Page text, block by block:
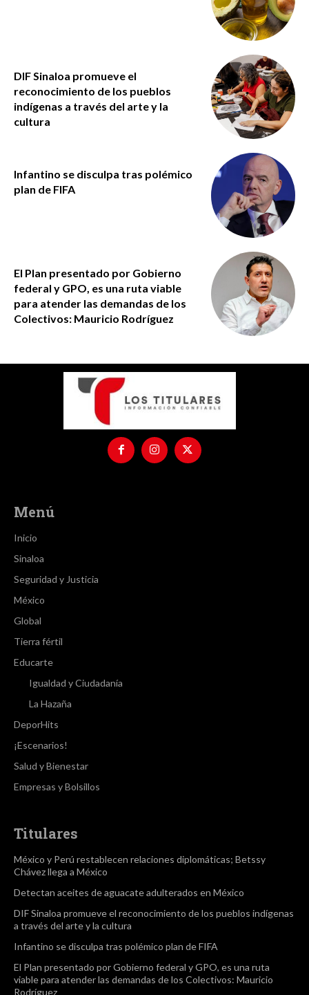
DIF Sinaloa promueve el
reconocimiento de los pueblos
indígenas a través del arte y la
cultura
Infantino se disculpa tras polémico
plan de FIFA
El Plan presentado por Gobierno
federal y GPO, es una ruta viable
para atender las demandas de los
Colectivos: Mauricio Rodríguez
Menú
Inicio
Sinaloa
Seguridad y Justicia
México
Global
Tierra fértil
Educarte
Igualdad y Ciudadanía
La Hazaña
DeporHits
¡Escenarios!
Salud y Bienestar
Empresas y Bolsillos
Titulares
México y Perú restablecen relaciones diplomáticas; Betssy
Chávez llega a México
Detectan aceites de aguacate adulterados en México
DIF Sinaloa promueve el reconocimiento de los pueblos indígenas
a través del arte y la cultura
Infantino se disculpa tras polémico plan de FIFA
El Plan presentado por Gobierno federal y GPO, es una ruta
viable para atender las demandas de los Colectivos: Mauricio
Rodríguez